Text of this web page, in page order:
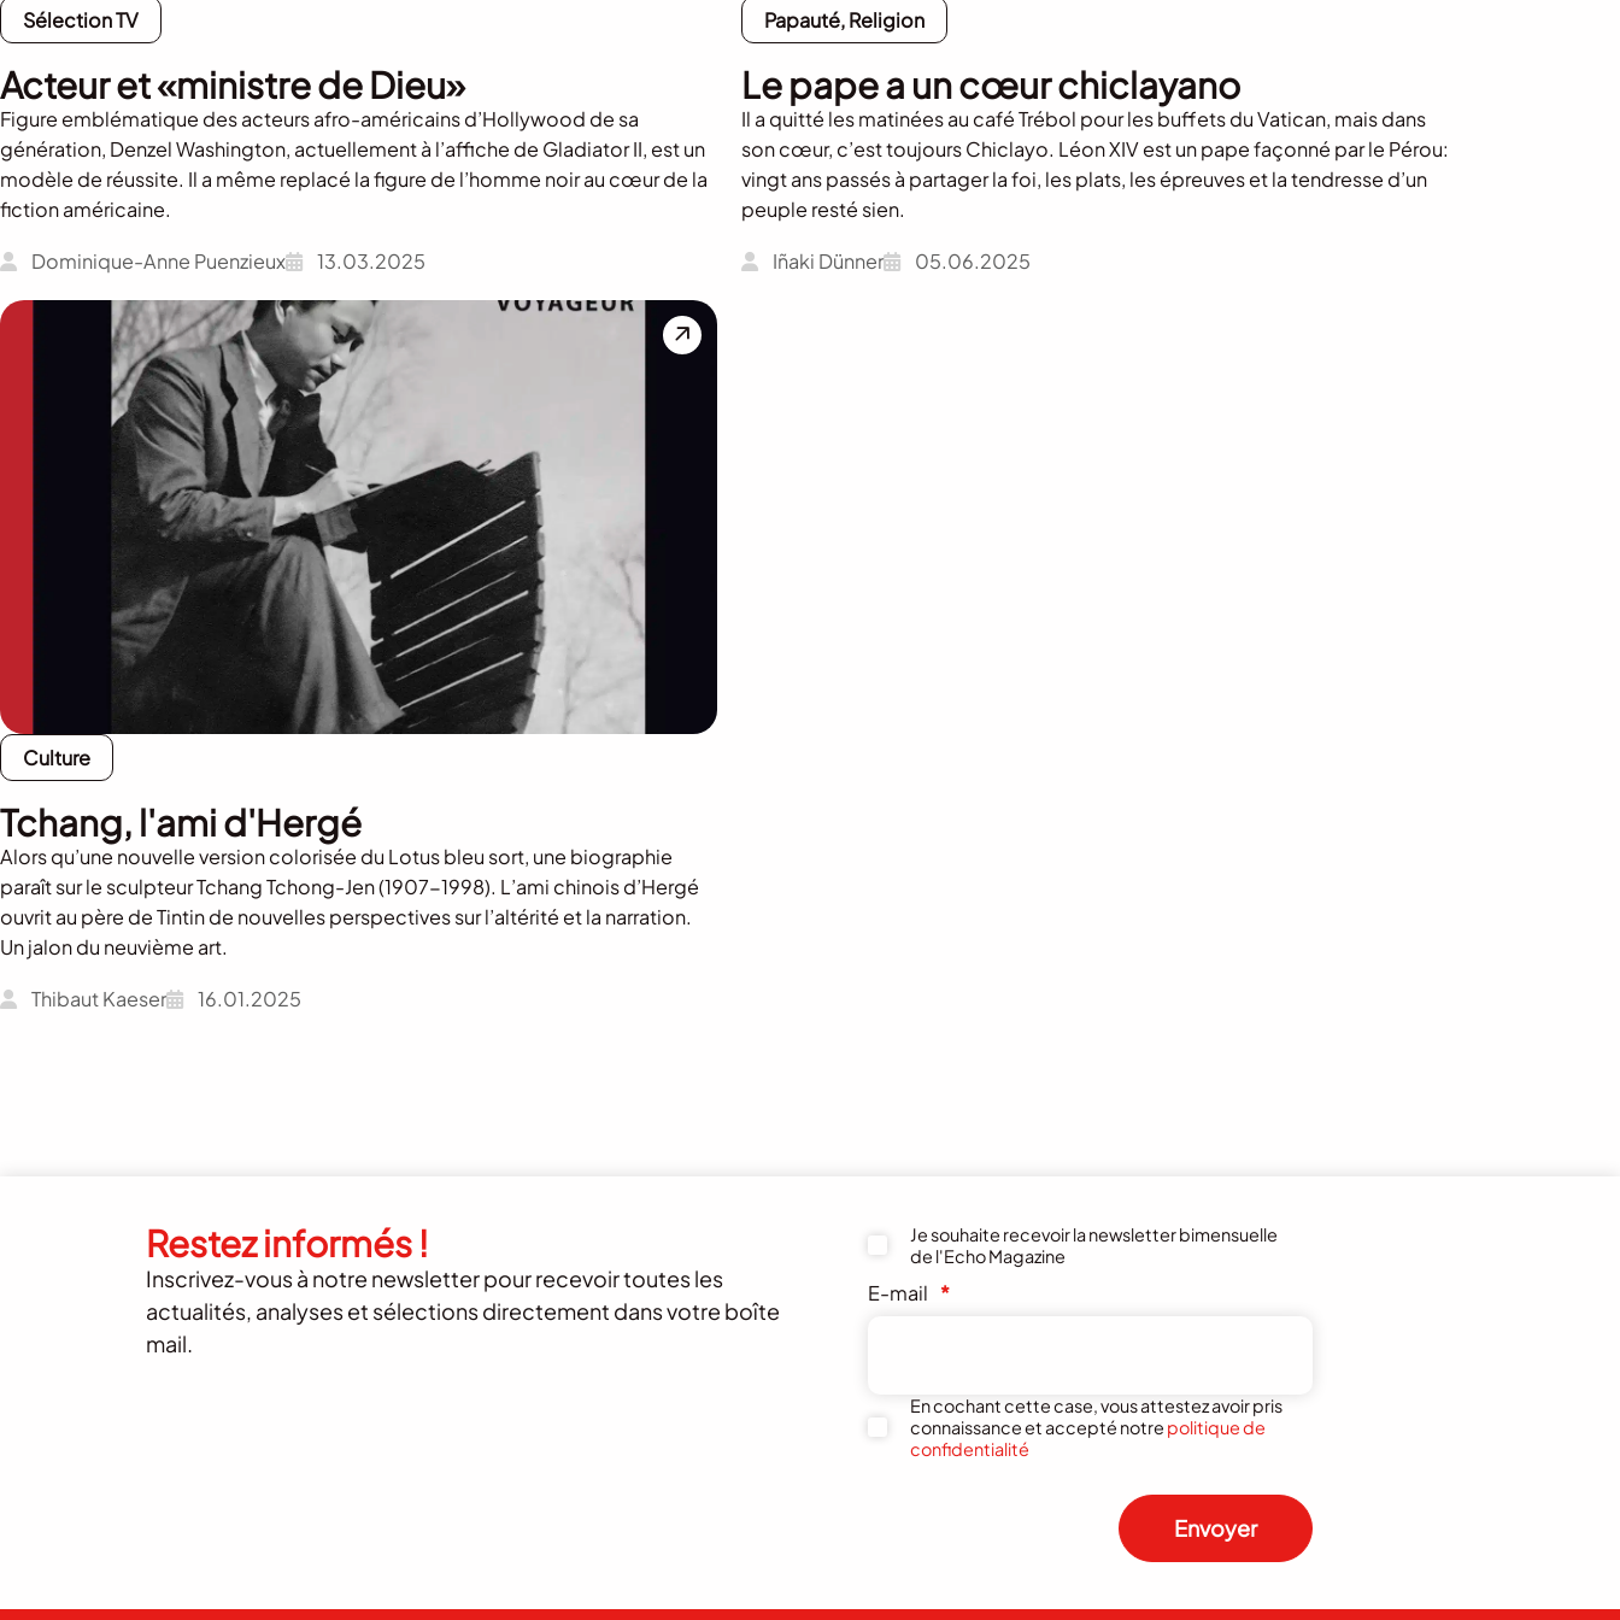
Sélection TV
Acteur et «ministre de Dieu»
Figure emblématique des acteurs afro-américains d’Hollywood de sa
génération, Denzel Washington, actuellement à l’affiche de Gladiator II, est un
modèle de réussite. Il a même replacé la figure de l’homme noir au cœur de la
fiction américaine.
Dominique-Anne Puenzieux 13.03.2025
Papauté, Religion
Le pape a un cœur chiclayano
Il a quitté les matinées au café Trébol pour les buffets du Vatican, mais dans
son cœur, c’est toujours Chiclayo. Léon XIV est un pape façonné par le Pérou:
vingt ans passés à partager la foi, les plats, les épreuves et la tendresse d’un
peuple resté sien.
Iñaki Dünner 05.06.2025
Culture
Tchang, l'ami d'Hergé
Alors qu’une nouvelle version colorisée du Lotus bleu sort, une biographie
paraît sur le sculpteur Tchang Tchong-Jen (1907-1998). L’ami chinois d’Hergé
ouvrit au père de Tintin de nouvelles perspectives sur l’altérité et la narration.
Un jalon du neuvième art.
Thibaut Kaeser 16.01.2025
Restez informés !
Inscrivez-vous à notre newsletter pour recevoir toutes les
actualités, analyses et sélections directement dans votre boîte
mail.
Je souhaite recevoir la newsletter bimensuelle
de l'Echo Magazine
E-mail *
En cochant cette case, vous attestez avoir pris
connaissance et accepté notre politique de
confidentialité
Envoyer